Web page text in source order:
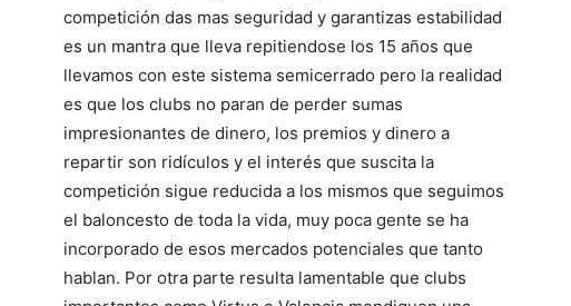
competición das mas seguridad y garantizas estabilidad
es un mantra que lleva repitiendose los 15 años que
llevamos con este sistema semicerrado pero la realidad
es que los clubs no paran de perder sumas
impresionantes de dinero, los premios y dinero a
repartir son ridículos y el interés que suscita la
competición sigue reducida a los mismos que seguimos
el baloncesto de toda la vida, muy poca gente se ha
incorporado de esos mercados potenciales que tanto
hablan. Por otra parte resulta lamentable que clubs